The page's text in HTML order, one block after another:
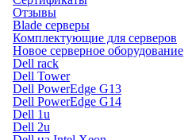
Отзывы
Blade серверы
Комплектующие для серверов
Новое серверное оборудование
Dell rack
Dell Tower
Dell PowerEdge G13
Dell PowerEdge G14
Dell 1u
Dell 2u